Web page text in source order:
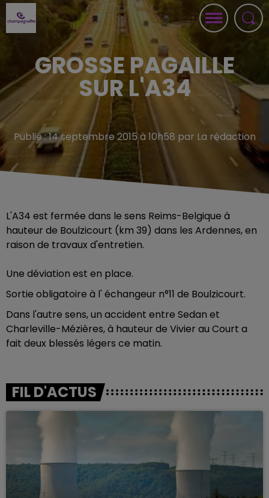
GROSSE PAGAILLE
SUR L'A34
Publié : 14 septembre 2015 à 10h58 par La rédaction
L'A34 est fermée dans le sens Reims-Belgique à
hauteur de Boulzicourt (km 39) dans les Ardennes, en
raison de travaux d'entretien.
Une déviation est en place.
Sortie obligatoire à l' échangeur n°11 de Boulzicourt.
Dans l'autre sens, un accident entre Sedan et
Charleville-Mézières, à hauteur de Vivier au Court a
fait deux blessés légers ce matin.
FIL D'ACTUS